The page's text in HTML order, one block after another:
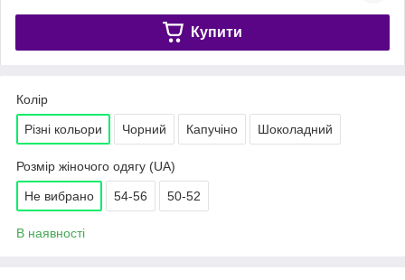
Купити
Колір
Різні кольори Чорний Капучіно Шоколадний
Розмір жіночого одягу (UA)
Не вибрано 54-56 50-52
В наявності